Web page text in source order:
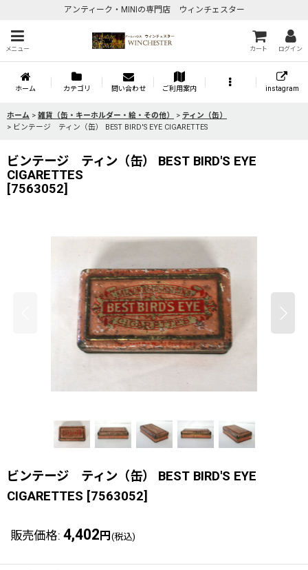
アンティーク・MINIの専門店 ウィンチェスター
メニュー カート ログイン
ホーム カテゴリ 問い合わせ ご利用案内 instagram
ホーム > 雑貨（缶・キーホルダー・絵・その他） > ティン（缶）
> ビンテージ ティン（缶） BEST BIRD'S EYE CIGARETTES
ビンテージ ティン（缶） BEST BIRD'S EYE
CIGARETTES
[7563052]
ビンテージ ティン（缶） BEST BIRD'S EYE
CIGARETTES [7563052]
販売価格: 4,402 円 (税込)